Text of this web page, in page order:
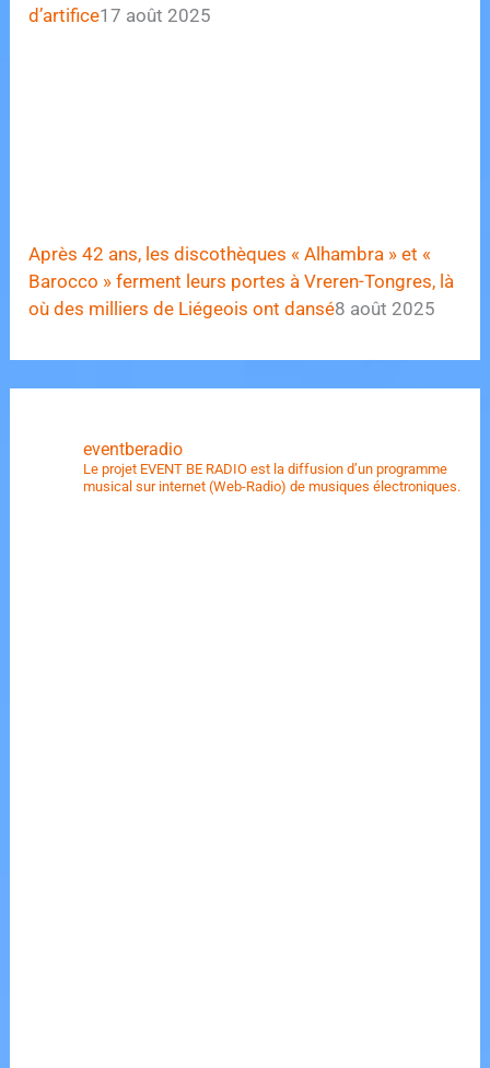
d’artifice17 août 2025
Après 42 ans, les discothèques « Alhambra » et «
Barocco » ferment leurs portes à Vreren-Tongres, là
où des milliers de Liégeois ont dansé8 août 2025
eventberadio
Le projet EVENT BE RADIO est la diffusion d’un programme
musical sur internet (Web-Radio) de musiques électroniques.